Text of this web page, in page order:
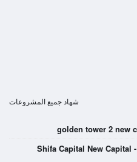
شهاد جميع المشروعات
شفا كابيتال العاصمة الإدارية الجديدة - Shifa Capital New Capital -